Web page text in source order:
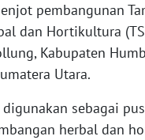
pembangunan
dan Hortikultura
Kabupaten
Utara.
sebagai
herbal dan